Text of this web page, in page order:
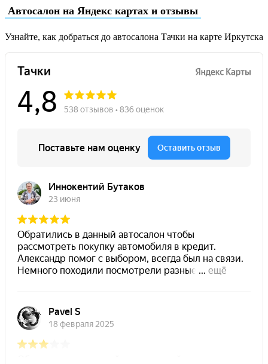
Автосалон на Яндекс картах и отзывы
Узнайте, как добраться до автосалона Тачки на карте Иркутска